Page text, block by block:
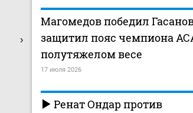
Магомедов победил
защитил пояс чемпиона
полутяжелом весе
17 июля 2026
Ренат Ондар против